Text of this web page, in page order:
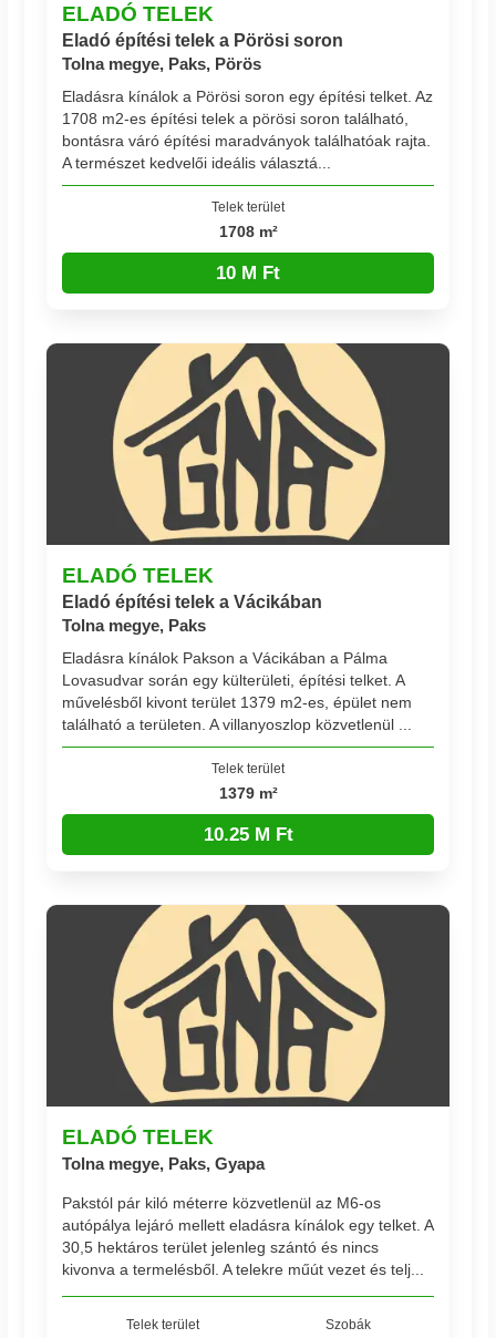
ELADÓ TELEK
Eladó építési telek a Pörösi soron
Tolna megye, Paks, Pörös
Eladásra kínálok a Pörösi soron egy építési telket. Az
1708 m2-es építési telek a pörösi soron található,
bontásra váró építési maradványok találhatóak rajta.
A természet kedvelői ideális választá...
Telek terület
1708 m²
10 M Ft
ELADÓ TELEK
Eladó építési telek a Vácikában
Tolna megye, Paks
Eladásra kínálok Pakson a Vácikában a Pálma
Lovasudvar során egy külterületi, építési telket. A
művelésből kivont terület 1379 m2-es, épület nem
található a területen. A villanyoszlop közvetlenül ...
Telek terület
1379 m²
10.25 M Ft
ELADÓ TELEK
Tolna megye, Paks, Gyapa
Pakstól pár kiló méterre közvetlenül az M6-os
autópálya lejáró mellett eladásra kínálok egy telket. A
30,5 hektáros terület jelenleg szántó és nincs
kivonva a termelésből. A telekre műút vezet és telj...
Telek terület Szobák